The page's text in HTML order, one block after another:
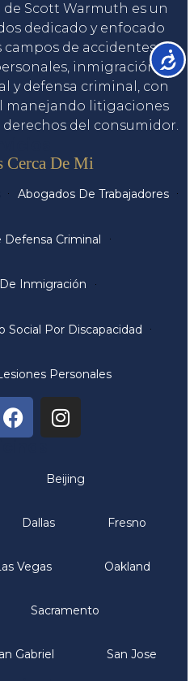
Scott Warmuth es un
dedicado y enfocado
de accidentes de
inmigración,
y defensa criminal, con
manejando litigaciones
derechos del consumidor.
Cerca De Mi
Abogados De Trabajadores
Criminal
Inmigración
Social Por Discapacidad
Personales
Beijing
Dallas Fresno
Vegas Oakland
Sacramento
Gabriel San Jose